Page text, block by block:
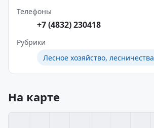
Телефоны
+7 (4832) 230418
Рубрики
Лесное хозяйство, лесничества
На карте